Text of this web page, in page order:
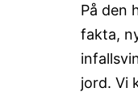
På den
fakta,
jord. Vi